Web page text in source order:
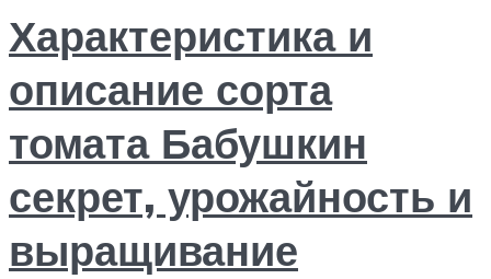
Характеристика и
описание сорта
томата Бабушкин
секрет, урожайность и
выращивание